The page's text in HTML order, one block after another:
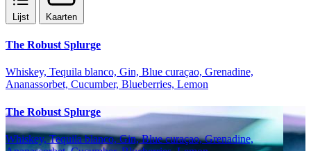
Lijst Kaarten
The Robust Splurge
Whiskey, Tequila blanco, Gin, Blue curaçao, Grenadine,
Ananassorbet, Cucumber, Blueberries, Lemon
The Robust Splurge
Whiskey, Tequila blanco, Gin, Blue curaçao, Grenadine,